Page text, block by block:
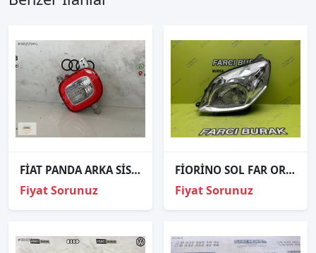
FİAT PANDA ARKA SİS REFLEKTÖR ORJİNAL
Fiyat Sorunuz
FİORİNO SOL FAR ORJİNAL
Fiyat Sorunuz